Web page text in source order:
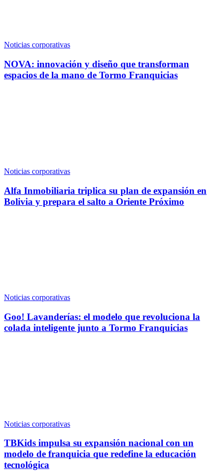
Noticias corporativas
NOVA: innovación y diseño que transforman
espacios de la mano de Tormo Franquicias
Noticias corporativas
Alfa Inmobiliaria triplica su plan de expansión en
Bolivia y prepara el salto a Oriente Próximo
Noticias corporativas
Goo! Lavanderías: el modelo que revoluciona la
colada inteligente junto a Tormo Franquicias
Noticias corporativas
TBKids impulsa su expansión nacional con un
modelo de franquicia que redefine la educación
tecnológica